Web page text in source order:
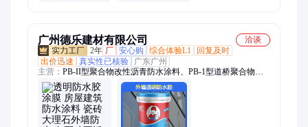
广州德乐建材有限公司
洽谈
2年 厂 安心购 综合体验L1
回复及时
出价迅速
真实性已核验
广东广州
主营： PB-II型聚合物改性沥青防水涂料、PB-1型道桥聚合物改
性沥青防水涂料、反射隔热防水涂料、高聚物改性沥青防水涂
料、水性沥青基防水涂料、防水涂料、路桥防水、JS防水